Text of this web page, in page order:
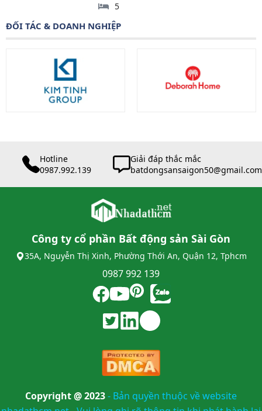
5
ĐỐI TÁC & DOANH NGHIỆP
Hotline
0987.992.139
Giải đáp thắc mắc
batdongsansaigon50@gmail.com
Công ty cổ phần Bất động sản Sài Gòn
35A, Nguyễn Thị Xinh, Phường Thới An, Quận 12, Tphcm
0987 992 139
Copyright @ 2023- Bản quyền thuộc về website